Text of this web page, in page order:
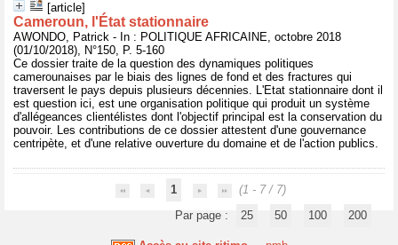
[article]
Cameroun, l'État stationnaire
AWONDO, Patrick - In : POLITIQUE AFRICAINE, octobre 2018
(01/10/2018), N°150, P. 5-160
Ce dossier traite de la question des dynamiques politiques
camerounaises par le biais des lignes de fond et des fractures qui
traversent le pays depuis plusieurs décennies. L'Etat stationnaire dont il
est question ici, est une organisation politique qui produit un système
d'allégeances clientélistes dont l'objectif principal est la conservation du
pouvoir. Les contributions de ce dossier attestent d'une gouvernance
centripète, et d'une relative ouverture du domaine et de l'action publics.
1
(1 - 7 / 7)
Par page :
25 50 100 200